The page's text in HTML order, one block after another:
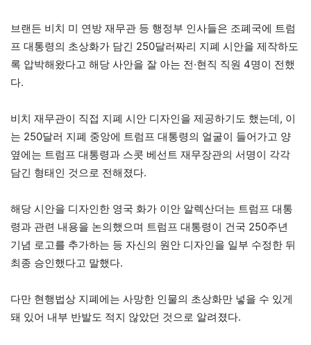
브랜든 비치 미 연방 재무관 등 행정부 인사들은 조폐국에 트럼
프 대통령의 초상화가 담긴 250달러짜리 지폐 시안을 제작하도
록 압박해왔다고 해당 사안을 잘 아는 전·현직 직원 4명이 전했
다.
비치 재무관이 직접 지폐 시안 디자인을 제공하기도 했는데, 이
는 250달러 지폐 중앙에 트럼프 대통령의 얼굴이 들어가고 양
옆에는 트럼프 대통령과 스콧 베선트 재무장관의 서명이 각각
담긴 형태인 것으로 전해졌다.
해당 시안을 디자인한 영국 화가 이안 알렉산더는 트럼프 대통
령과 관련 내용을 논의했으며 트럼프 대통령이 건국 250주년
기념 로고를 추가하는 등 자신의 원안 디자인을 일부 수정한 뒤
최종 승인했다고 말했다.
다만 현행법상 지폐에는 사망한 인물의 초상화만 넣을 수 있게
돼 있어 내부 반발도 적지 않았던 것으로 알려졌다.